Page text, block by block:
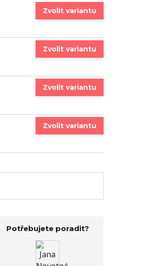
Zvolit variantu
Zvolit variantu
Zvolit variantu
Zvolit variantu
Potřebujete poradit?